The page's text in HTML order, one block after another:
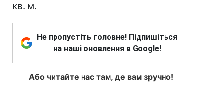
кв. м.
Не пропустіть головне! Підпишіться
на наші оновлення в Google!
Або читайте нас там, де вам зручно!